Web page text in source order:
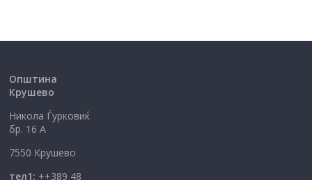
Општина
Крушево
Никола Ѓурковиќ
бр. 16 А
7550 Крушево
тел1: ++389 48